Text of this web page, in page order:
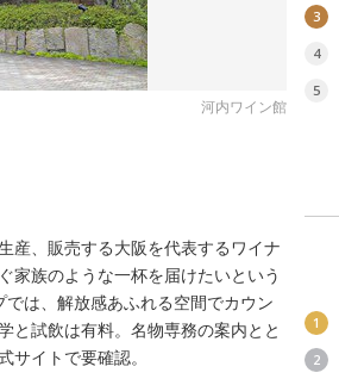
河内ワイン館
産、販売する大阪を代表するワイナ
家族のような一杯を届けたいという
は、解放感あふれる空間でカウン
と試飲は有料。名物専務の案内とと
イトで要確認。
3
4
5
1
2